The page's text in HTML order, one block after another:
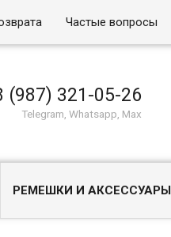
Частые вопросы
(987) 321-05-26
Telegram, Whatsapp, Max
РЕМЕШКИ И АКСЕССУАРЫ